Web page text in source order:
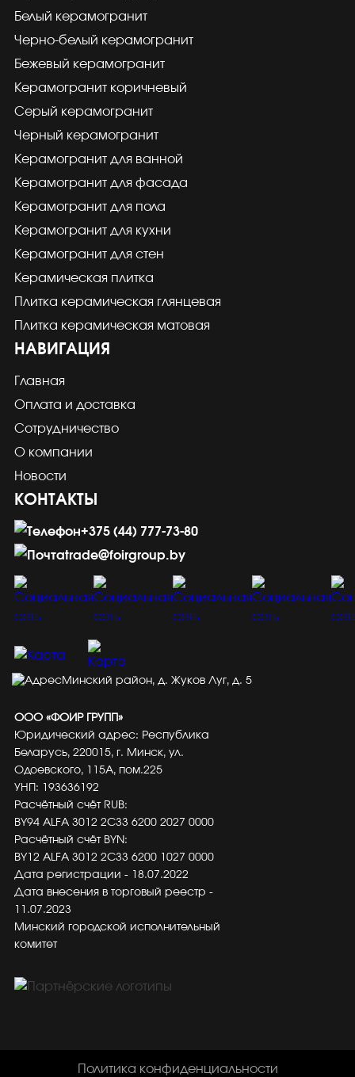
Белый керамогранит
Черно-белый керамогранит
Бежевый керамогранит
Керамогранит коричневый
Серый керамогранит
Черный керамогранит
Керамогранит для ванной
Керамогранит для фасада
Керамогранит для пола
Керамогранит для кухни
Керамогранит для стен
Керамическая плитка
Плитка керамическая глянцевая
Плитка керамическая матовая
НАВИГАЦИЯ
Главная
Оплата и доставка
Сотрудничество
О компании
Новости
КОНТАКТЫ
+375 (44) 777-73-80
trade@foirgroup.by
Минский район, д. Жуков Луг, д. 5
ООО «ФОИР ГРУПП»
Юридический адрес: Республика
Беларусь, 220015, г. Минск, ул.
Одоевского, 115А, пом.225
УНП: 193636192
Расчётный счёт RUB:
BY94 ALFA 3012 2C33 6200 2027 0000
Расчётный счёт BYN:
BY12 ALFA 3012 2C33 6200 1027 0000
Дата регистрации - 18.07.2022
Дата внесения в торговый реестр -
11.07.2023
Минский городской исполнительный
комитет
Политика конфиденциальности